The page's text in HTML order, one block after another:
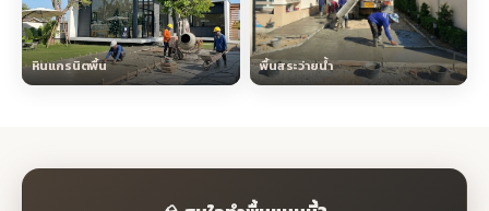
หินแกรนิตพื้น พื้นสระว่ายน้ำ